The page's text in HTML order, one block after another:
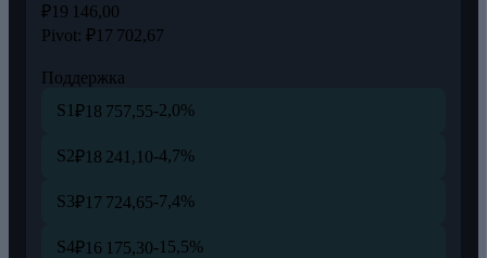
₽19 146,00
Pivot: ₽17 702,67
Поддержка
S1₽18 757,55-2,0%
S2₽18 241,10-4,7%
S3₽17 724,65-7,4%
S4₽16 175,30-15,5%